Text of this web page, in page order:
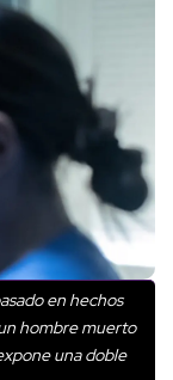
en hechos
hombre muerto
una doble